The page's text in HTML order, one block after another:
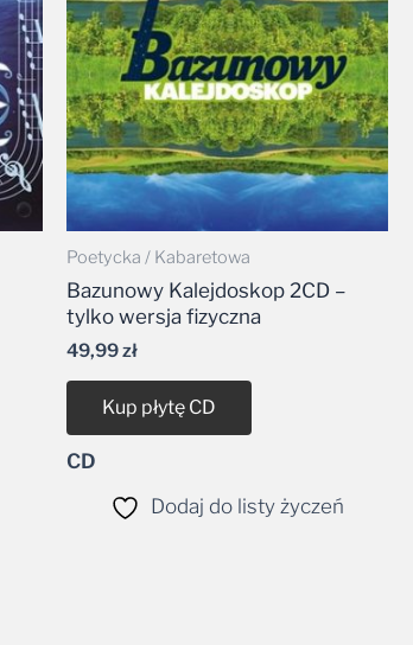
Poetycka / Kabaretowa
Bazunowy Kalejdoskop 2CD –
tylko wersja fizyczna
49,99zł
Kup płytę CD
CD
Dodaj do listy życzeń